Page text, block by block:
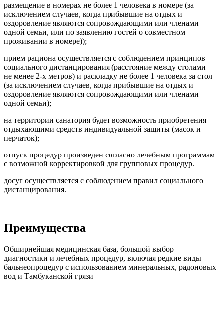
размещение в номерах не более 1 человека в номере (за
исключением случаев, когда прибывшие на отдых и
оздоровление являются сопровождающими или членами
одной семьи, или по заявлению гостей о совместном
проживании в номере));
прием рациона осуществляется с соблюдением принципов
социального дистанцирования (расстояние между столами –
не менее 2-х метров) и раскладку не более 1 человека за стол
(за исключением случаев, когда прибывшие на отдых и
оздоровление являются сопровождающими или членами
одной семьи);
на территории санатория будет возможность приобретения
отдыхающими средств индивидуальной защиты (масок и
перчаток);
отпуск процедур произведен согласно лечебным программам
с возможной корректировкой для групповых процедур.
досуг осуществляется с соблюдением правил социального
дистанцирования.
Преимущества
Обширнейшая медицинская база, большой выбор
диагностики и лечебных процедур, включая редкие виды
бальнеопроцедур с использованием минеральных, радоновых
вод и Тамбуканской грязи